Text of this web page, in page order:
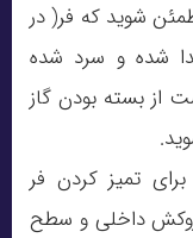
شوید که فر( در
شده و سرد شده
از بسته بودن گاز
تمیز کردن فر
روکش داخلی و سطح